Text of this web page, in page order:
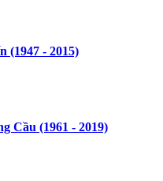
(1947 - 2015)
Cầu (1961 - 2019)